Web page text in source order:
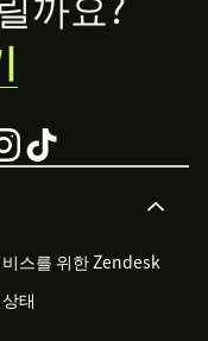
스를 위한 Zendesk
태